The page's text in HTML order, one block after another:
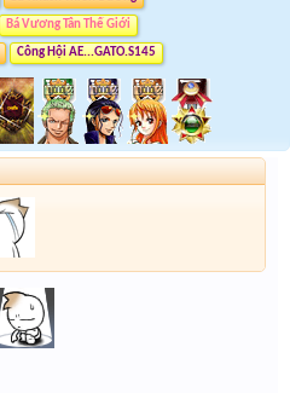
Bá Vương Tân Thế Giới
Công Hội AE...GATO.S145